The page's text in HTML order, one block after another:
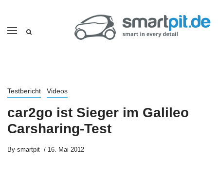
Testbericht Videos
car2go ist Sieger im Galileo
Carsharing-Test
By smartpit 16. Mai 2012